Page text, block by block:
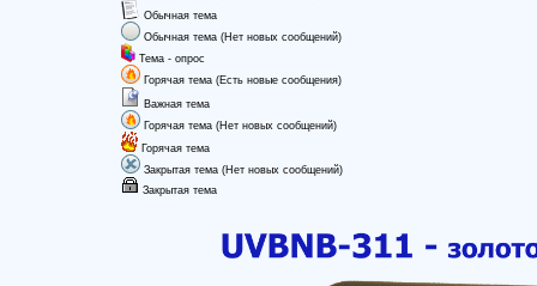
Обычная тема
Обычная тема (Нет новых сообщений)
Тема - опрос
Горячая тема (Есть новые сообщения)
Важная тема
Горячая тема (Нет новых сообщений)
Горячая тема
Закрытая тема (Нет новых сообщений)
Закрытая тема